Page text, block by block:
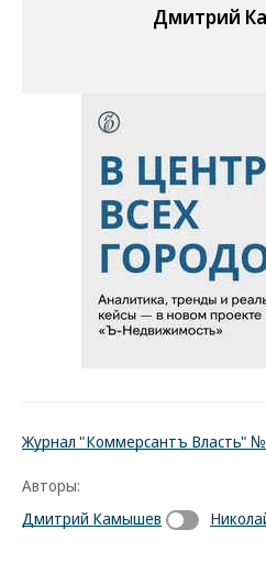
Дмитрий
Журнал "Коммерсантъ Власть"
Авторы:
Дмитрий Камышев